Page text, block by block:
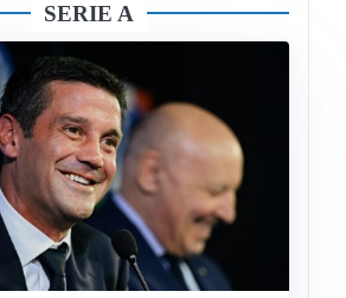
SERIE A